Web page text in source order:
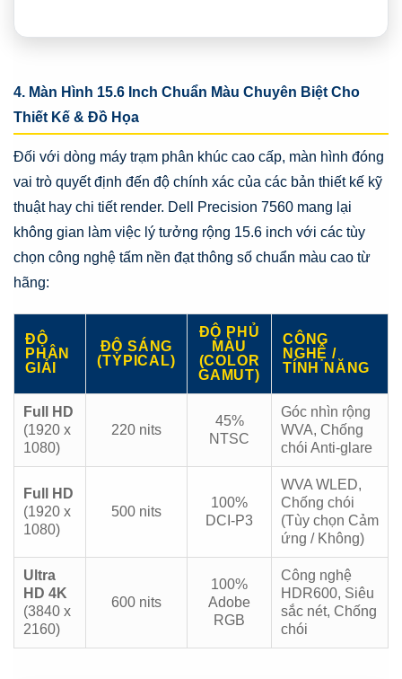
4. Màn Hình 15.6 Inch Chuẩn Màu Chuyên Biệt Cho
Thiết Kế & Đồ Họa
Đối với dòng máy trạm phân khúc cao cấp, màn hình đóng
vai trò quyết định đến độ chính xác của các bản thiết kế kỹ
thuật hay chi tiết render. Dell Precision 7560 mang lại
không gian làm việc lý tưởng rộng 15.6 inch với các tùy
chọn công nghệ tấm nền đạt thông số chuẩn màu cao từ
hãng:
ĐỘ
PHÂN
GIẢI
ĐỘ SÁNG
(TYPICAL)
ĐỘ PHỦ
MÀU
(COLOR
GAMUT)
CÔNG
NGHỆ /
TÍNH NĂNG
Full HD
(1920 x
1080)
220 nits
45%
NTSC
Góc nhìn rộng
WVA, Chống
chói Anti-glare
Full HD
(1920 x
1080)
500 nits
100%
DCI-P3
WVA WLED,
Chống chói
(Tùy chọn Cảm
ứng / Không)
Ultra
HD 4K
(3840 x
2160)
600 nits
100%
Adobe
RGB
Công nghệ
HDR600, Siêu
sắc nét, Chống
chói